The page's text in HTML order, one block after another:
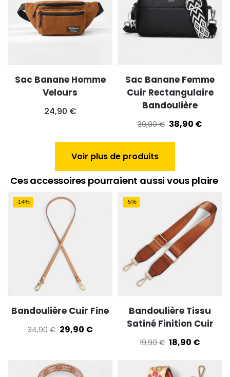
Sac Banane Homme
Velours
24,90 €
Sac Banane Femme
Cuir Rectangulaire
Bandoulière
39,90€ 38,90 €
Voir plus de produits
Ces accessoires pourraient aussi vous plaire
-14%
Bandoulière Cuir Fine
34,90€ 29,90 €
-5%
Bandoulière Tissu
Satiné Finition Cuir
19,90€ 18,90 €